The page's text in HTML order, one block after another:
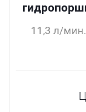
11,3 л/